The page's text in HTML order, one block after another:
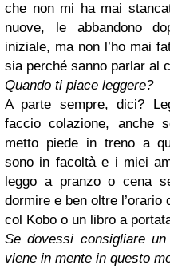
che non mi ha mai
nuove, le abbandono
iniziale, ma non l’ho mai
sia perché sanno parlar al
Quando ti piace leggere?
A parte sempre, dici?
faccio colazione, anche
metto piede in treno a
sono in facoltà e i miei
leggo a pranzo o cena
dormire e ben oltre
col Kobo o un libro a
Se dovessi consigliare
viene in mente in questo